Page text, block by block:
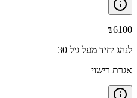
₪6100
לנהג יחיד מעל גיל 30
אגרת רישוי